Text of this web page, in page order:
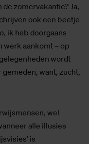
de zomervakantie? Ja,
ook een beetje
ik heb doorgaans
werk aankomt – op
wordt
gemeden, want, zucht,
wel
alle illusies
is